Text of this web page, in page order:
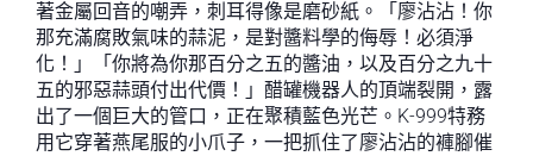
著金屬回音的嘲弄，刺耳得像是磨砂紙。「廖沾沾！你
那充滿腐敗氣味的蒜泥，是對醬料學的侮辱！必須淨
化！」「你將為你那百分之五的醬油，以及百分之九十
五的邪惡蒜頭付出代價！」醋罐機器人的頂端裂開，露
出了一個巨大的管口，正在聚積藍色光芒。K-999特務
用它穿著燕尾服的小爪子，一把抓住了廖沾沾的褲腳催